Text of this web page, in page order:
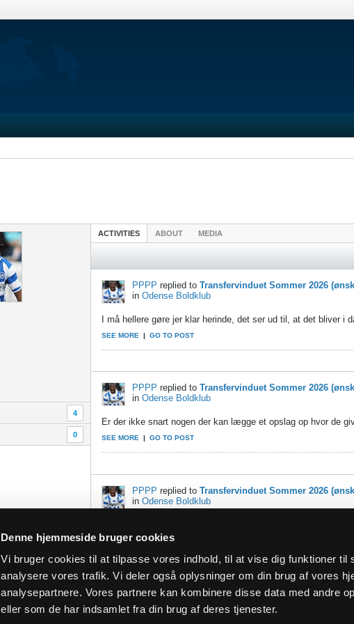
Denne hjemmeside bruger cookies
Vi bruger cookies til at tilpasse vores indhold, til at vise dig funktioner til
analysere vores trafik. Vi deler også oplysninger om din brug af vores
analysepartnere. Vores partnere kan kombinere disse data med andre
eller som de har indsamlet fra din brug af deres tjenester.
4
0
ACTIVITIES ABOUT MEDIA
PPPP replied to Transfervinduet Sommer 2026
in Odense Boldklub
I må hellere gøre jer klar herinde, det ser ud til, at det bliver
SEE MORE | GO TO POST
PPPP replied to Transfervinduet Sommer 2026
in Odense Boldklub
Er der ikke snart nogen der kan lægge et opslag op hvor de
SEE MORE GO TO POST
PPPP replied to Transfervinduet Sommer 2026
in Odense Boldklub
SEE MORE | GO TO POST